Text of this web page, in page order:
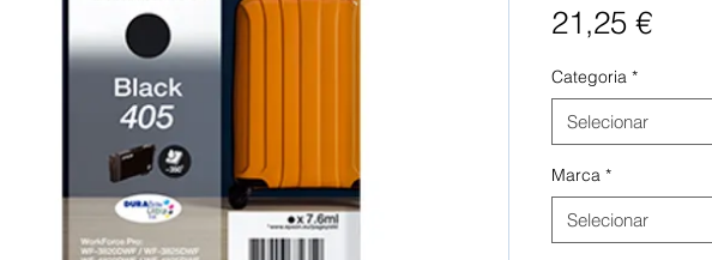
21,25 €Preço
Categoria *
Selecionar
Marca *
Selecionar